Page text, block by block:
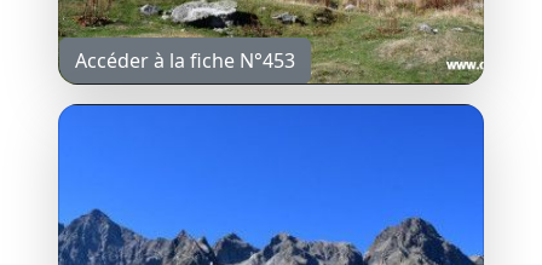
Accéder à la fiche N°453